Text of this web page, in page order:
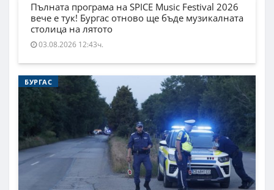
Пълната програма на SPICE Music Festival 2026
вече е тук! Бургас отново ще бъде музикалната
столица на лятото
03.08.2026 12:43ч.
БУРГАС